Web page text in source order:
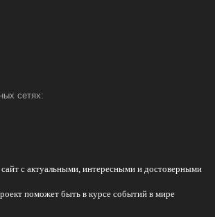
сетях:
с актуальными, интересными и достоверными
поможет быть в курсе событий в мире